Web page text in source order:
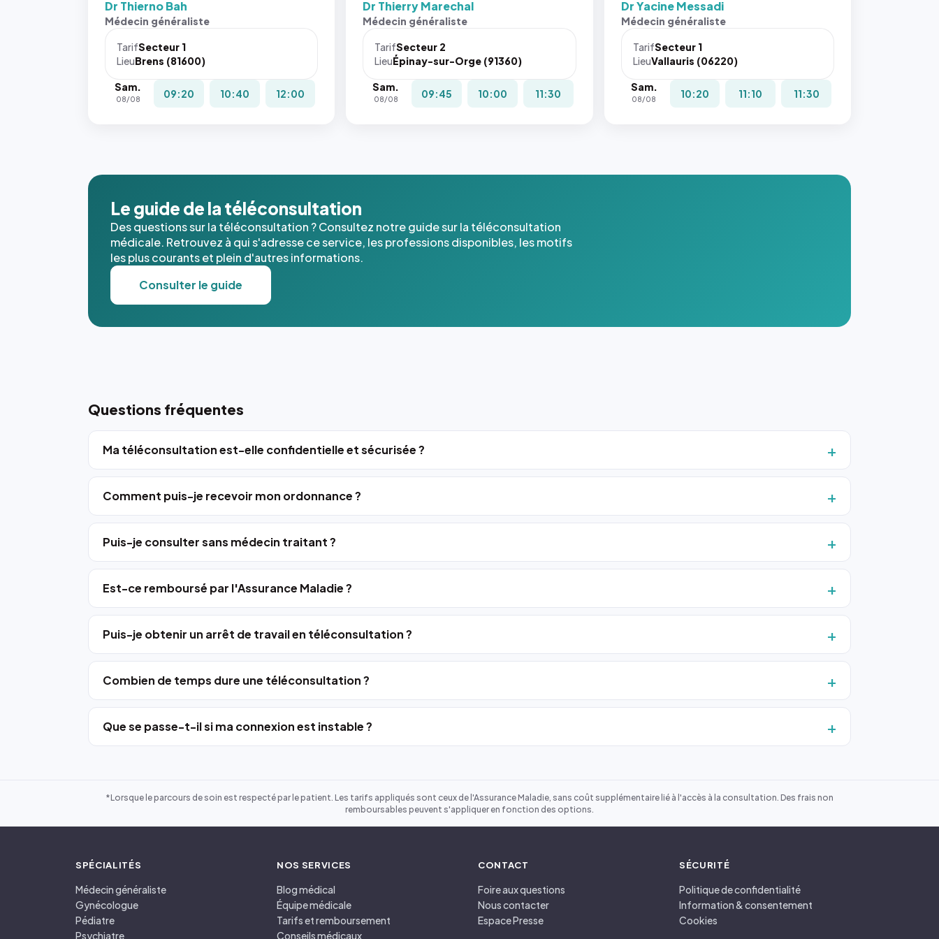
Sans ces
navigateur
pas la
place, et
l'annuaire
dans ce
cas. #}
Dr Thierno Bah
Médecin généraliste
TarifSecteur 1
LieuBrens (81600)
Sam.
08/08 09:20 10:40 12:00
Sans ces
navigateur
pas la
place, et
cas. #}
Dr Thierry Marechal
Médecin généraliste
TarifSecteur 2
LieuÉpinay-sur-Orge (91360)
Sam.
08/08 09:45 10:00 11:30
Sans ces
navigateur
pas la
place, et
Dr Yacine Messadi
Médecin généraliste
TarifSecteur 1
LieuVallauris (06220)
Sam.
08/08 10:20 11:10 11:30
Le guide de la téléconsultation
Des questions sur la téléconsultation ? Consultez notre guide sur la téléconsultation
médicale. Retrouvez à qui s'adresse ce service, les professions disponibles, les motifs
les plus courants et plein d'autres informations.
Consulter le guide
Questions fréquentes
Ma téléconsultation est-elle confidentielle et sécurisée ?
Comment puis-je recevoir mon ordonnance ?
Puis-je consulter sans médecin traitant ?
Est-ce remboursé par l'Assurance Maladie ?
Puis-je obtenir un arrêt de travail en téléconsultation ?
Combien de temps dure une téléconsultation ?
Que se passe-t-il si ma connexion est instable ?
*Lorsque le parcours de soin est respecté par le patient. Les tarifs appliqués sont ceux de l'Assurance Maladie, sans coût supplémentaire lié à l'accès à la consultation. Des frais non
remboursables peuvent s'appliquer en fonction des options.
SPÉCIALITÉS
Médecin généraliste
Gynécologue
Pédiatre
Psychiatre
NOS SERVICES
Blog médical
Équipe médicale
Tarifs et remboursement
Conseils médicaux
CONTACT
Foire aux questions
Nous contacter
Espace Presse
SÉCURITÉ
Politique de confidentialité
Information & consentement
Cookies